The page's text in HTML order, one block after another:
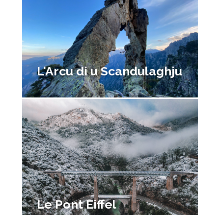
L'Arcu di u Scandulaghju
Le Pont Eiffel